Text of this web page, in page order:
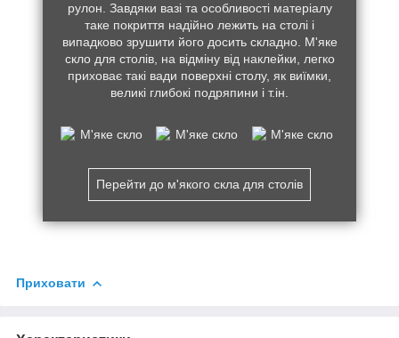
рулон. Завдяки вазі та особливості матеріалу
таке покриття надійно лежить на столі і
випадково зрушити його досить складно. М'яке
скло для столів, на відміну від наклейки, легко
приховає такі вади поверхні столу, як виїмки,
великі глибокі подряпини і т.ін.
Перейти до м'якого скла для столів
Приховати